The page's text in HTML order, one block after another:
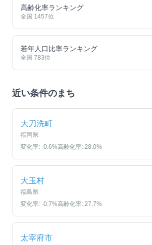
高齢化率ランキング
全国 1457位
若年人口比率ランキング
全国 783位
近い条件のまち
大刀洗町
福岡県
変化率: -0.6%高齢化率: 28.0%
大玉村
福島県
変化率: -0.7%高齢化率: 27.7%
太宰府市